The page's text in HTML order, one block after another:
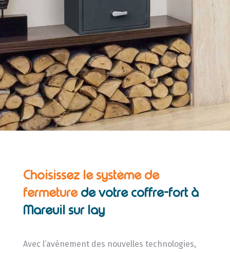
Choisissez le système de
fermeture devotre coffre-fort à
Mareuil sur lay
Avec l’avènement des nouvelles technologies,